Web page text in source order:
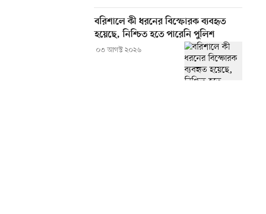
বরিশালে কী ধরনের বিস্ফোরক ব্যবহৃত
হয়েছে, নিশ্চিত হতে পারেনি পুলিশ
০৩ আগস্ট ২০২৬